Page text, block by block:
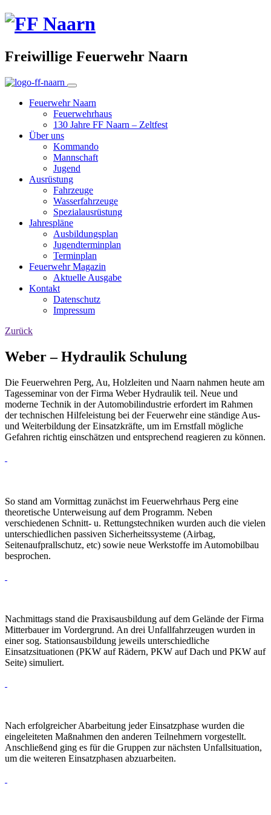
Freiwillige Feuerwehr Naarn
Feuerwehr Naarn
Feuerwehrhaus
130 Jahre FF Naarn – Zeltfest
Über uns
Kommando
Mannschaft
Jugend
Ausrüstung
Fahrzeuge
Wasserfahrzeuge
Spezialausrüstung
Jahrespläne
Ausbildungsplan
Jugendterminplan
Terminplan
Feuerwehr Magazin
Aktuelle Ausgabe
Kontakt
Datenschutz
Impressum
Zurück
Weber – Hydraulik Schulung
Die Feuerwehren Perg, Au, Holzleiten und Naarn nahmen heute am
Tagesseminar von der Firma Weber Hydraulik teil. Neue und
moderne Technik in der Automobilindustrie erfordert im Rahmen
der technischen Hilfeleistung bei der Feuerwehr eine ständige Aus-
und Weiterbildung der Einsatzkräfte, um im Ernstfall mögliche
Gefahren richtig einschätzen und entsprechend reagieren zu können.
So stand am Vormittag zunächst im Feuerwehrhaus Perg eine
theoretische Unterweisung auf dem Programm. Neben
verschiedenen Schnitt- u. Rettungstechniken wurden auch die vielen
unterschiedlichen passiven Sicherheitssysteme (Airbag,
Seitenaufprallschutz, etc) sowie neue Werkstoffe im Automobilbau
besprochen.
Nachmittags stand die Praxisausbildung auf dem Gelände der Firma
Mitterbauer im Vordergrund. An drei Unfallfahrzeugen wurden in
einer sog. Stationsausbildung jeweils unterschiedliche
Einsatzsituationen (PKW auf Rädern, PKW auf Dach und PKW auf
Seite) simuliert.
Nach erfolgreicher Abarbeitung jeder Einsatzphase wurden die
eingeleiteten Maßnahmen den anderen Teilnehmern vorgestellt.
Anschließend ging es für die Gruppen zur nächsten Unfallsituation,
um die weiteren Einsatzphasen abzuarbeiten.